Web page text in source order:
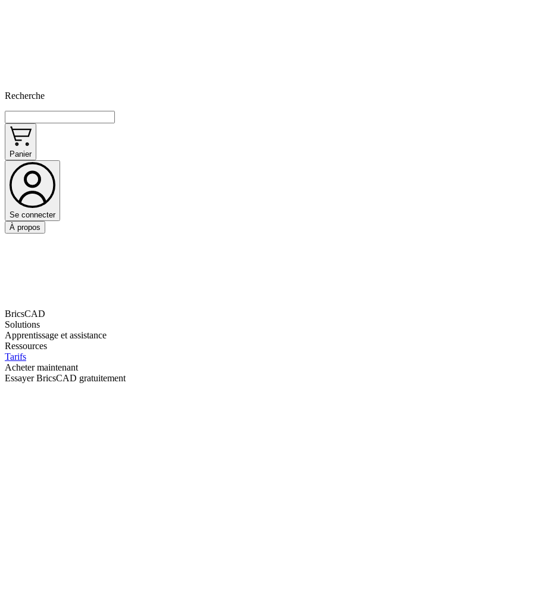
Recherche
Panier
Se connecter
À propos
BricsCAD
Solutions
Apprentissage et assistance
Ressources
Tarifs
Acheter maintenant
Essayer BricsCAD gratuitement